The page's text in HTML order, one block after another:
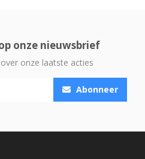
onze nieuwsbrief
onze laatste acties
Abonneer